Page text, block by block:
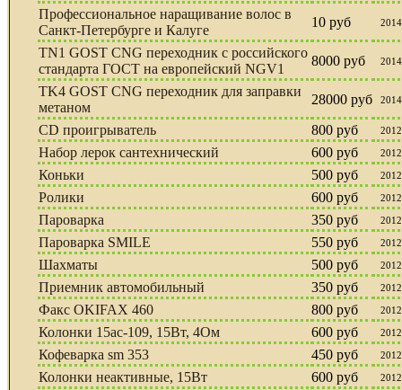
Профессиональное наращивание волос в
Санкт-Петербурге и Калуге
10 руб
TN1 GOST CNG переходник с российского
стандарта ГОСТ на европейский NGV1
8000 руб
TK4 GOST CNG переходник для заправки
метаном
28000 руб
СD проигрыватель 800 руб
Набор лерок сантехнический 600 руб
Коньки 500 руб
Ролики 600 руб
Пароварка 350 руб
Пароварка SMILE 550 руб
Шахматы 500 руб
Приемник автомобильный 350 руб
Факс OKIFAX 460 800 руб
Колонки 15ас-109, 15Вт, 4Ом 600 руб
Кофеварка sm 353 450 руб
Колонки неактивные, 15Вт 600 руб